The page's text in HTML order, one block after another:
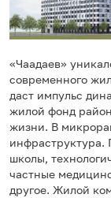
«Чаадаев»
современного
даст импульс
жилой фонд
жизни. В
инфраструктура.
школы,
частные
другое. Жилой